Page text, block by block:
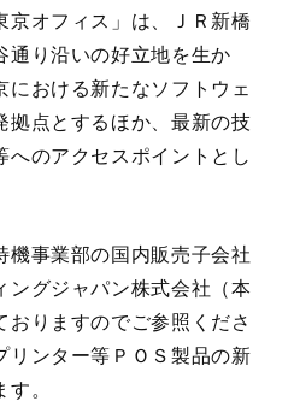
京オフィス」は、ＪＲ新橋
通り沿いの好立地を生か
における新たなソフトウェ
拠点とするほか、最新の技
へのアクセスポイントとし
機事業部の国内販売子会社
ングジャパン株式会社（本
おりますのでご参照くださ
リンター等ＰＯＳ製品の新
。